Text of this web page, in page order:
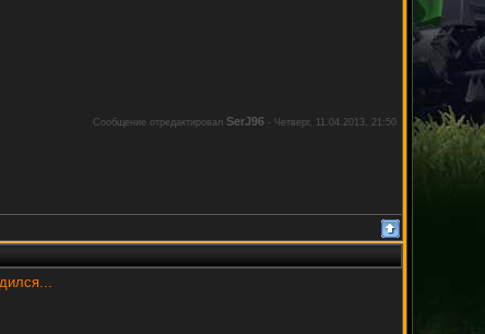
Сообщение отредактировал SerJ96 - Четверг, 11.04.2013, 21:50